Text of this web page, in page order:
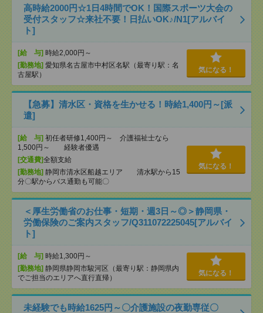
高時給2000円☆1日4時間でOK！国際スポーツ大会の
受付スタッフ☆来社不要！日払いOK♪/N1[アルバイ
ト]
[給 与] 時給2,000円～
[勤務地] 愛知県名古屋市中村区名駅（最寄り駅：名
古屋駅）
気になる！
【急募】清水区・資格を生かせる！時給1,400円～[派
遣]
[給 与] 初任者研修1,400円～ 介護福祉士なら
1,500円～ 経験者優遇
[交通費]全額支給
[勤務地] 静岡市清水区船越エリア 清水駅から15
分〇駅からバス通勤も可能〇
気になる！
＜厚生労働省のお仕事・短期・週3日～◎＞静岡県・
労働保険のご案内スタッフ/Q311072225045[アルバイ
ト]
[給 与] 時給1,300円～
[勤務地] 静岡県静岡市駿河区（最寄り駅：静岡県内
でご担当のエリアへ直行直帰）
気になる！
未経験でも時給1625円～〇介護施設の夜勤専従〇